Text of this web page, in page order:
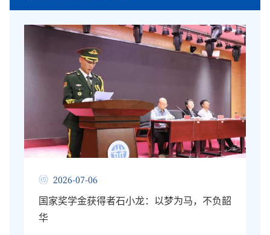
2026-07-06
​国家奖学金获得者石小龙：以梦为马，不负韶
华